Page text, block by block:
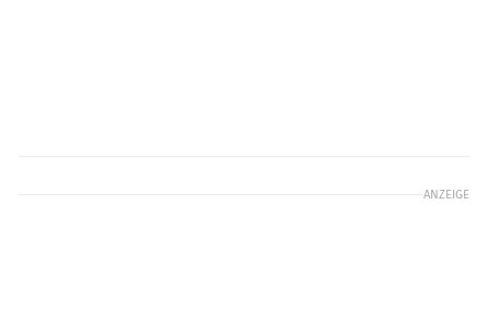
ANZEIGE